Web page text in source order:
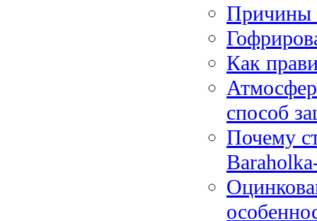
Причины
Как
способ
Почему